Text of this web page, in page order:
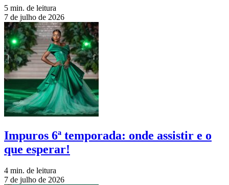
5 min. de leitura
7 de julho de 2026
Impuros 6ª temporada: onde assistir e o
que esperar!
4 min. de leitura
7 de julho de 2026